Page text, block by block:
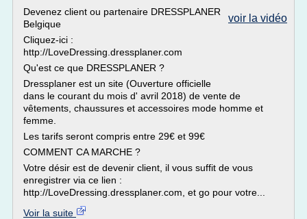
voir la vidéo
Devenez client ou partenaire DRESSPLANER
Belgique
Cliquez-ici :
http://LoveDressing.dressplaner.com
Qu'est ce que DRESSPLANER ?
Dressplaner est un site (Ouverture officielle
dans le courant du mois d' avril 2018) de vente de
vêtements, chaussures et accessoires mode homme et
femme.
Les tarifs seront compris entre 29€ et 99€
COMMENT CA MARCHE ?
Votre désir est de devenir client, il vous suffit de vous
enregistrer via ce lien :
http://LoveDressing.dressplaner.com, et go pour votre...
Voir la suite